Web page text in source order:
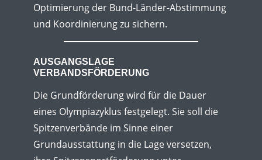
Optimierung der Bund-Länder-Abstimmung
und Koordinierung zu sichern.
AUSGANGSLAGE
VERBANDSFÖRDERUNG
Die Grundförderung wird für die Dauer
eines Olympiazyklus festgelegt. Sie soll die
Spitzenverbände im Sinne einer
Grundausstattung in die Lage versetzen,